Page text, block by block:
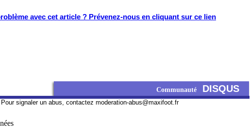
avec cet article ? Prévenez-nous en cliquant sur ce lien
Communauté DISQUS
Pour signaler un abus, contactez moderation-abus@maxifoot.fr